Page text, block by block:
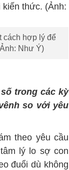
cách hợp lý để
Như Ý)
trong các kỳ
so với yêu
theo yêu cầu
lý lo sợ con
đuổi dù không